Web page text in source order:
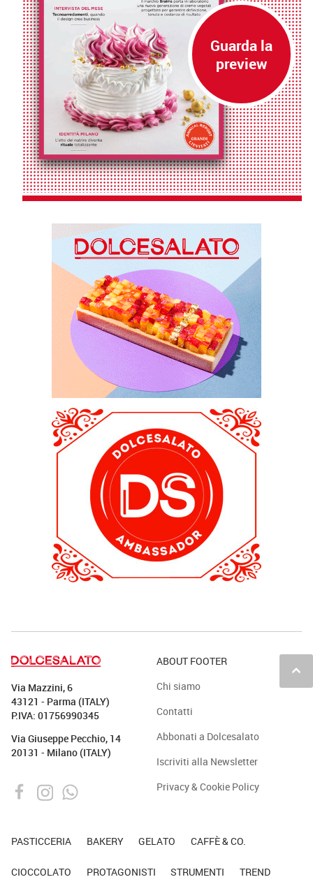
keyboard_arrow_up
Via Mazzini, 6
43121 - Parma (ITALY)
P.IVA: 01756990345
Via Giuseppe Pecchio, 14
20131 - Milano (ITALY)
ABOUT FOOTER
Chi siamo
Contatti
Abbonati a Dolcesalato
Iscriviti alla Newsletter
Privacy & Cookie Policy
PASTICCERIA BAKERY GELATO CAFFÈ & CO.
CIOCCOLATO PROTAGONISTI STRUMENTI TREND